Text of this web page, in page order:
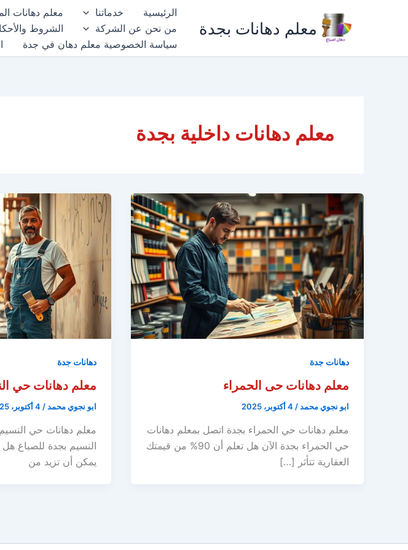
معلم دهانات بجدة
الرئيسية خدماتنا معلم دهانات
من نحن عن الشركة
الشروط
سياسة الخصوصية معلم دهان في جدة
معلم دهانات داخلية بجدة
دهانات جدة
معلم دهانات حى الحمراء
ابو نجوي محمد/ 4 أكتوبر، 2025
معلم دهانات حي الحمراء بجدة اتصل بمعلم دهانات
حي الحمراء بجدة الآن هل تعلم أن 90% من قيمتك
العقارية تتأثر […]
دهانات جدة
معلم دهانات حي
ابو نجوي محمد/ 4 أكتوبر، 2025
معلم دهانات حي
النسيم بجدة للصباغ
يمكن أن تزيد من